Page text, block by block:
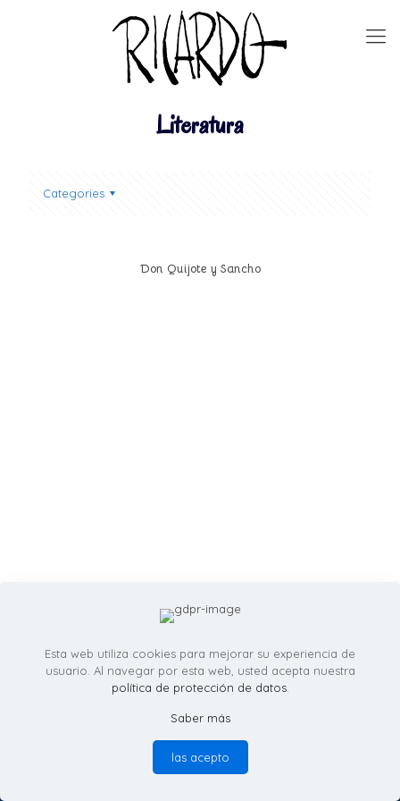
Literatura
Categories
Don Quijote y Sancho
© RicardoMartinezIllustration.com - Todos los derechos
reservados -política de provacidad
Esta web utiliza cookies para mejorar su experiencia de
usuario. Al navegar por esta web, usted acepta nuestra
política de protección de datos.
Saber más
las acepto